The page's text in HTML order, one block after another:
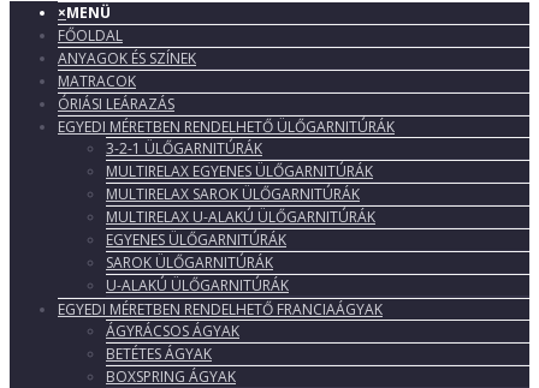
×MENÜ
FŐOLDAL
ANYAGOK ÉS SZÍNEK
MATRACOK
ÓRIÁSI LEÁRAZÁS
EGYEDI MÉRETBEN RENDELHETŐ ÜLŐGARNITÚRÁK
3-2-1 ÜLŐGARNITÚRÁK
MULTIRELAX EGYENES ÜLŐGARNITÚRÁK
MULTIRELAX SAROK ÜLŐGARNITÚRÁK
MULTIRELAX U-ALAKÚ ÜLŐGARNITÚRÁK
EGYENES ÜLŐGARNITÚRÁK
SAROK ÜLŐGARNITÚRÁK
U-ALAKÚ ÜLŐGARNITÚRÁK
EGYEDI MÉRETBEN RENDELHETŐ FRANCIAÁGYAK
ÁGYRÁCSOS ÁGYAK
BETÉTES ÁGYAK
BOXSPRING ÁGYAK